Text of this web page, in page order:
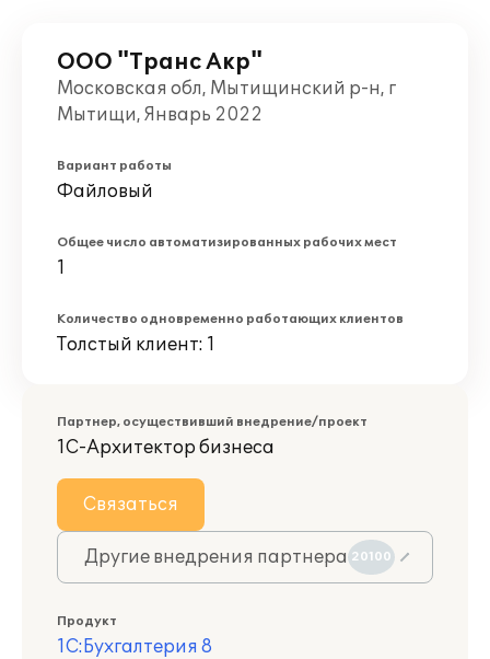
ООО "Транс Акр"
Московская обл, Мытищинский р-н, г
Мытищи, Январь 2022
Вариант работы
Файловый
Общее число автоматизированных рабочих мест
1
Количество одновременно работающих клиентов
Толстый клиент: 1
Партнер, осуществивший внедрение/проект
1С-Архитектор бизнеса
Связаться
Другие внедрения партнера 20100
Продукт
1С:Бухгалтерия 8